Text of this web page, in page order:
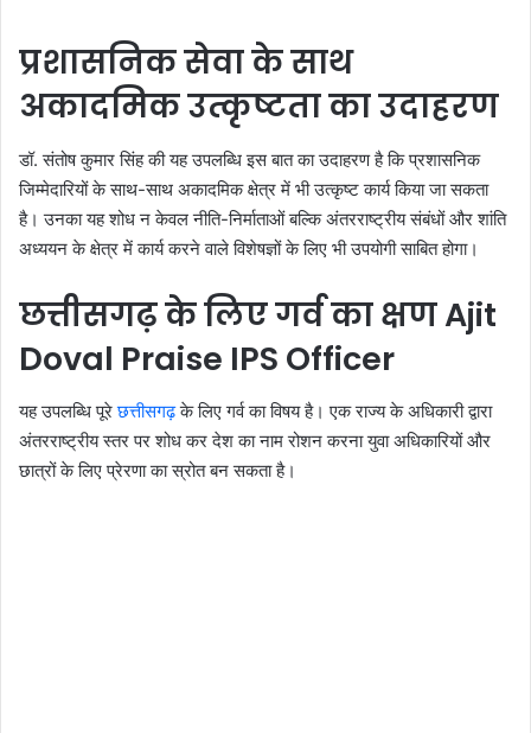
प्रशासनिक सेवा के साथ
अकादमिक उत्कृष्टता का उदाहरण
डॉ. संतोष कुमार सिंह की यह उपलब्धि इस बात का उदाहरण है कि प्रशासनिक
जिम्मेदारियों के साथ-साथ अकादमिक क्षेत्र में भी उत्कृष्ट कार्य किया जा सकता
है। उनका यह शोध न केवल नीति-निर्माताओं बल्कि अंतरराष्ट्रीय संबंधों और शांति
अध्ययन के क्षेत्र में कार्य करने वाले विशेषज्ञों के लिए भी उपयोगी साबित होगा।
छत्तीसगढ़ के लिए गर्व का क्षण Ajit
Doval Praise IPS Officer
यह उपलब्धि पूरेछत्तीसगढ़के लिए गर्व का विषय है। एक राज्य के अधिकारी द्वारा
अंतरराष्ट्रीय स्तर पर शोध कर देश का नाम रोशन करना युवा अधिकारियों और
छात्रों के लिए प्रेरणा का स्रोत बन सकता है।